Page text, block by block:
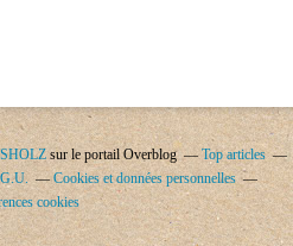
sur le portail Overblog
Top articles
Cookies et données personnelles
cookies